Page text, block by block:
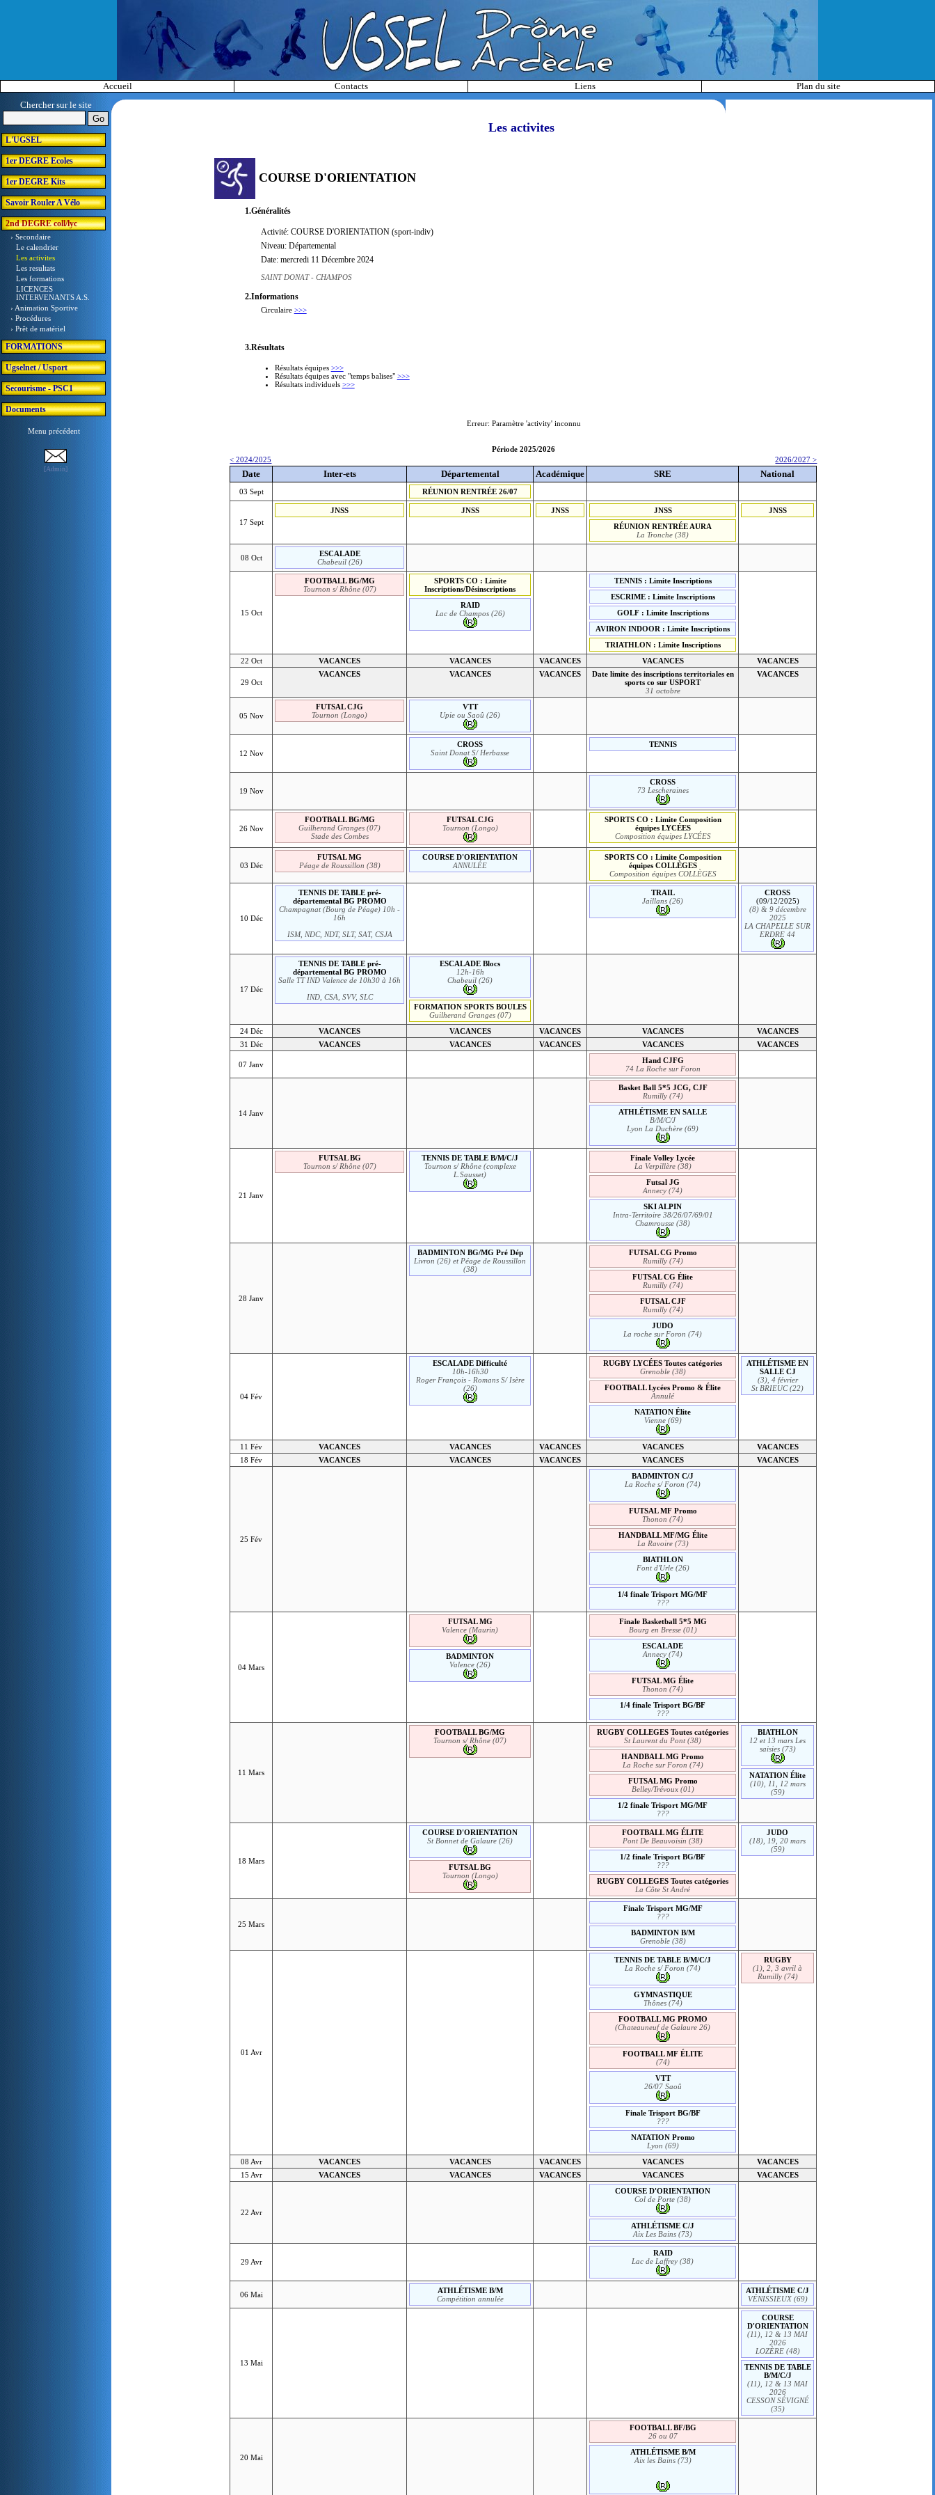
Accueil Contacts Liens
Plan du site
Chercher sur le site
L'UGSEL
1er DEGRE Ecoles
1er DEGRE Kits
Savoir Rouler A Vélo
2nd DEGRE coll/lyc
› Secondaire
Le calendrier
Les activites
Les resultats
Les formations
LICENCES
INTERVENANTS A.S.
› Animation Sportive
› Procédures
› Prêt de matériel
FORMATIONS
Ugselnet / Usport
Secourisme - PSC1
Documents
Menu précédent
[Admin]
Les activites
COURSE D'ORIENTATION
1.Généralités
Activité: COURSE D'ORIENTATION (sport-indiv)
Niveau: Départemental
Date: mercredi 11 Décembre 2024
SAINT DONAT - CHAMPOS
2.Informations
Circulaire >>>
3.Résultats
Résultats équipes >>>
Résultats équipes avec "temps balises" >>>
Résultats individuels >>>
Erreur: Paramètre 'activity' inconnu
Période 2025/2026
< 2024/2025
2026/2027 >
Date Inter-ets Départemental Académique SRE National
03 Sept RÉUNION RENTRÉE 26/07
17 Sept
JNSS JNSS JNSS
JNSS
RÉUNION RENTRÉE AURA
La Tronche (38)
JNSS
08 Oct
ESCALADE
Chabeuil (26)
15 Oct
FOOTBALL BG/MG
Tournon s/ Rhône (07)
SPORTS CO : Limite
Inscriptions/Désinscriptions
RAID
Lac de Champos (26)
TENNIS : Limite Inscriptions
ESCRIME : Limite Inscriptions
GOLF : Limite Inscriptions
AVIRON INDOOR : Limite Inscriptions
TRIATHLON : Limite Inscriptions
22 Oct
VACANCES VACANCES VACANCES VACANCES VACANCES
29 Oct
VACANCES VACANCES VACANCES
Date limite des inscriptions territoriales en
sports co sur USPORT
31 octobre
VACANCES
05 Nov
FUTSAL CJG
Tournon (Longo)
VTT
Upie ou Saoû (26)
12 Nov
CROSS
Saint Donat S/ Herbasse
TENNIS
19 Nov
CROSS
73 Lescheraines
26 Nov
FOOTBALL BG/MG
Guilherand Granges (07)
Stade des Combes
FUTSAL CJG
Tournon (Longo)
SPORTS CO : Limite Composition
équipes LYCÉES
Composition équipes LYCÉES
03 Déc
FUTSAL MG
Péage de Roussillon (38)
COURSE D'ORIENTATION
ANNULÉE
SPORTS CO : Limite Composition
équipes COLLÈGES
Composition équipes COLLÈGES
10 Déc
TENNIS DE TABLE pré-
départemental BG PROMO
Champagnat (Bourg de Péage) 10h -
16h
ISM, NDC, NDT, SLT, SAT, CSJA
TRAIL
Jaillans (26)
CROSS
(09/12/2025)
(8) & 9 décembre
2025
LA CHAPELLE SUR
ERDRE 44
17 Déc
TENNIS DE TABLE pré-
départemental BG PROMO
Salle TT IND Valence de 10h30 à 16h
IND, CSA, SVV, SLC
ESCALADE Blocs
12h-16h
Chabeuil (26)
FORMATION SPORTS BOULES
Guilherand Granges (07)
24 Déc
VACANCES VACANCES VACANCES VACANCES
VACANCES
31 Déc
VACANCES VACANCES VACANCES VACANCES VACANCES
07 Janv
Hand CJFG
74 La Roche sur Foron
14 Janv
Basket Ball 5*5 JCG, CJF
Rumilly (74)
ATHLÉTISME EN SALLE
B/M/C/J
Lyon La Duchère (69)
21 Janv
FUTSAL BG
Tournon s/ Rhône (07)
TENNIS DE TABLE B/M/C/J
Tournon s/ Rhône (complexe
L.Sausset)
Finale Volley Lycée
La Verpillère (38)
Futsal JG
Annecy (74)
SKI ALPIN
Intra-Territoire 38/26/07/69/01
Chamrousse (38)
28 Janv
BADMINTON BG/MG Pré Dép
Livron (26) et Péage de Roussillon
(38)
FUTSAL CG Promo
Rumilly (74)
FUTSAL CG Élite
Rumilly (74)
FUTSAL CJF
Rumilly (74)
JUDO
La roche sur Foron (74)
04 Fév
ESCALADE Difficulté
10h-16h30
Roger François - Romans S/ Isère
(26)
RUGBY LYCÉES Toutes catégories
Grenoble (38)
FOOTBALL Lycées Promo & Élite
Annulé
NATATION Élite
Vienne (69)
ATHLÉTISME EN
SALLE CJ
(3), 4 février
St BRIEUC (22)
11 Fév VACANCES VACANCES VACANCES VACANCES
VACANCES
18 Fév
VACANCES VACANCES VACANCES VACANCES VACANCES
25 Fév
BADMINTON C/J
La Roche s/ Foron (74)
FUTSAL MF Promo
Thonon (74)
HANDBALL MF/MG Élite
La Ravoire (73)
BIATHLON
Font d'Urle (26)
1/4 finale Trisport MG/MF
???
04 Mars
FUTSAL MG
Valence (Maurin)
BADMINTON
Valence (26)
Finale Basketball 5*5 MG
Bourg en Bresse (01)
ESCALADE
Annecy (74)
FUTSAL MG Élite
Thonon (74)
1/4 finale Trisport BG/BF
???
11 Mars
FOOTBALL BG/MG
Tournon s/ Rhône (07)
RUGBY COLLEGES Toutes catégories
St Laurent du Pont (38)
HANDBALL MG Promo
La Roche sur Foron (74)
FUTSAL MG Promo
Belley/Trévoux (01)
1/2 finale Trisport MG/MF
???
BIATHLON
12 et 13 mars Les
saisies (73)
NATATION Élite
(10), 11, 12 mars
(59)
18 Mars
COURSE D'ORIENTATION
St Bonnet de Galaure (26)
FUTSAL BG
Tournon (Longo)
FOOTBALL MG ÉLITE
Pont De Beauvoisin (38)
1/2 finale Trisport BG/BF
???
RUGBY COLLEGES Toutes catégories
La Côte St André
JUDO
(18), 19, 20 mars
(59)
25 Mars
Finale Trisport MG/MF
???
BADMINTON B/M
Grenoble (38)
01 Avr
TENNIS DE TABLE B/M/C/J
La Roche s/ Foron (74)
GYMNASTIQUE
Thônes (74)
FOOTBALL MG PROMO
(Chateauneuf de Galaure 26)
FOOTBALL MF ÉLITE
(74)
VTT
26/07 Saoû
Finale Trisport BG/BF
???
NATATION Promo
Lyon (69)
RUGBY
(1), 2, 3 avril à
Rumilly (74)
08 Avr VACANCES VACANCES VACANCES VACANCES
VACANCES
15 Avr
VACANCES VACANCES VACANCES VACANCES VACANCES
22 Avr
COURSE D'ORIENTATION
Col de Porte (38)
ATHLÉTISME C/J
Aix Les Bains (73)
29 Avr
RAID
Lac de Laffrey (38)
06 Mai
ATHLÉTISME B/M
Compétition annulée
ATHLÉTISME C/J
VÉNISSIEUX (69)
13 Mai
COURSE
D'ORIENTATION
(11), 12 & 13 MAI
2026
LOZÈRE (48)
TENNIS DE TABLE
B/M/C/J
(11), 12 & 13 MAI
2026
CESSON SÉVIGNÉ
(35)
20 Mai
FOOTBALL BF/BG
26 ou 07
ATHLÉTISME B/M
Aix les Bains (73)